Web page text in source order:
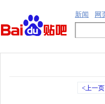
新闻 网
<上一页